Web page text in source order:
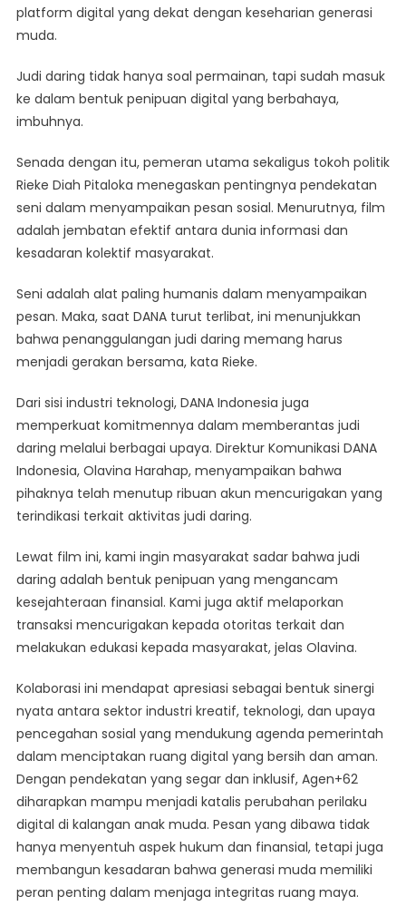
platform digital yang dekat dengan keseharian generasi
muda.
Judi daring tidak hanya soal permainan, tapi sudah masuk
ke dalam bentuk penipuan digital yang berbahaya,
imbuhnya.
Senada dengan itu, pemeran utama sekaligus tokoh politik
Rieke Diah Pitaloka menegaskan pentingnya pendekatan
seni dalam menyampaikan pesan sosial. Menurutnya, film
adalah jembatan efektif antara dunia informasi dan
kesadaran kolektif masyarakat.
Seni adalah alat paling humanis dalam menyampaikan
pesan. Maka, saat DANA turut terlibat, ini menunjukkan
bahwa penanggulangan judi daring memang harus
menjadi gerakan bersama, kata Rieke.
Dari sisi industri teknologi, DANA Indonesia juga
memperkuat komitmennya dalam memberantas judi
daring melalui berbagai upaya. Direktur Komunikasi DANA
Indonesia, Olavina Harahap, menyampaikan bahwa
pihaknya telah menutup ribuan akun mencurigakan yang
terindikasi terkait aktivitas judi daring.
Lewat film ini, kami ingin masyarakat sadar bahwa judi
daring adalah bentuk penipuan yang mengancam
kesejahteraan finansial. Kami juga aktif melaporkan
transaksi mencurigakan kepada otoritas terkait dan
melakukan edukasi kepada masyarakat, jelas Olavina.
Kolaborasi ini mendapat apresiasi sebagai bentuk sinergi
nyata antara sektor industri kreatif, teknologi, dan upaya
pencegahan sosial yang mendukung agenda pemerintah
dalam menciptakan ruang digital yang bersih dan aman.
Dengan pendekatan yang segar dan inklusif, Agen+62
diharapkan mampu menjadi katalis perubahan perilaku
digital di kalangan anak muda. Pesan yang dibawa tidak
hanya menyentuh aspek hukum dan finansial, tetapi juga
membangun kesadaran bahwa generasi muda memiliki
peran penting dalam menjaga integritas ruang maya.